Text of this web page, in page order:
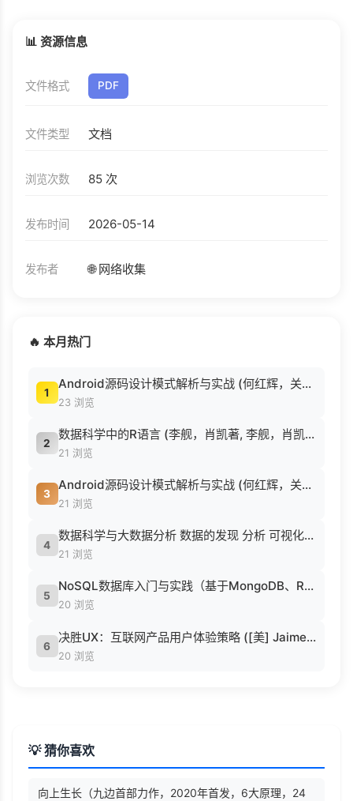
📊 资源信息
文件格式 PDF
文件类型 文档
浏览次数 85 次
发布时间 2026-05-14
发布者 🌐 网络收集
🔥 本月热门
1
Android源码设计模式解析与实战 (何红辉，关爱民著, 何红辉, 关爱民著, 何红辉, 关爱民).pdf
23 浏览
2
数据科学中的R语言 (李舰，肖凯著, 李舰，肖凯著；吴喜之审校, Pdg2Pic).pdf
21 浏览
3
Android源码设计模式解析与实战 (何红辉，关爱民著, 何红辉, 关爱民著, 何红辉, 关爱民).pdf
21 浏览
4
数据科学与大数据分析 数据的发现 分析 可视化与表示 ( etc.).epub
21 浏览
5
NoSQL数据库入门与实践（基于MongoDB、Redis） (刘瑜 刘胜松).pdf
20 浏览
6
决胜UX：互联网产品用户体验策略 ([美] Jaime Levy [[美] Jaime Levy]).epub
20 浏览
💡 猜你喜欢
向上生长（九边首部力作，2020年首发，6大原理，24